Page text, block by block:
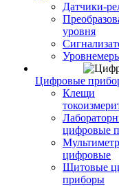
Датчики-
уровня
Цифровые
Клещи
цифровые
цифровые
Щитовые
приборы